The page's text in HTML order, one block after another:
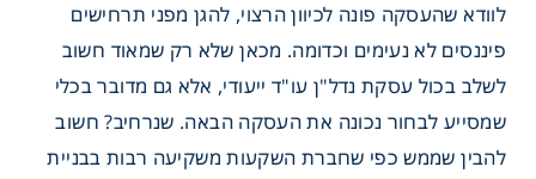
הנדל"ן – כלי תמיכה
לוודא שהעסקה פונה לכיוון הרצוי, להגן מפני תרחישים
פיננסים לא נעימים וכדומה. מכאן שלא רק שמאוד חשוב
לשלב בכול עסקת נדל"ן עו"ד ייעודי, אלא גם מדובר בכלי
שמסייע לבחור נכונה את העסקה הבאה. שנרחיב? חשוב
להבין שממש כפי שחברת השקעות משקיעה רבות בבניית